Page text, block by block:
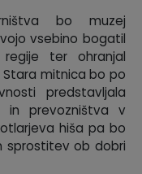
bo muzej
vsebino bogatil
ter ohranjal
mitnica bo po
predstavljala
in prevozništva v
hiša pa bo
sprostitev ob dobri